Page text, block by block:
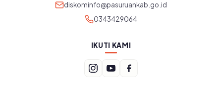
diskominfo@pasuruankab.go.id
0343429064
IKUTI KAMI